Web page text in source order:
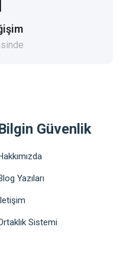
Güvenlik
Yazıları
Sistemi